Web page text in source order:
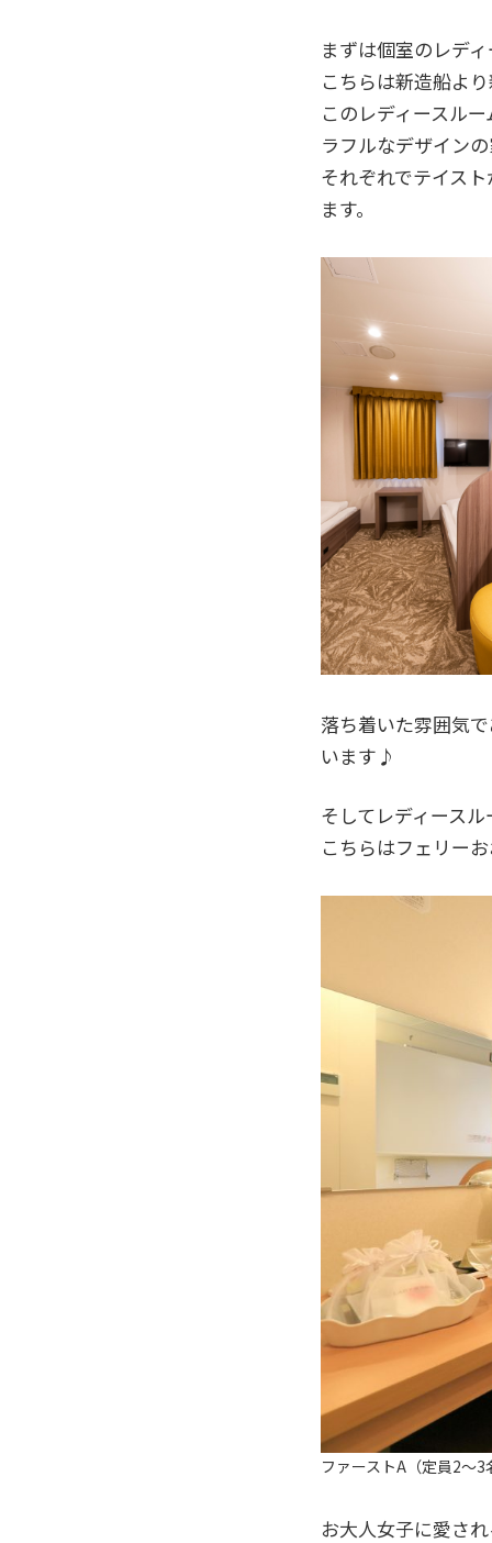
まずは個室のレデ
こちらは新造船よ
このレディースル
ラフルなデザイン
それぞれでテイス
ます。
落ち着いた雰囲気
います♪
そしてレディース
こちらはフェリー
ファーストA（定員2～3
お大人女子に愛さ